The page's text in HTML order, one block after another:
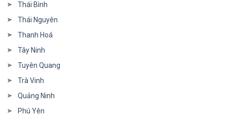
Thái Bình
Thái Nguyên
Thanh Hoá
Tây Ninh
Tuyên Quang
Trà Vinh
Quảng Ninh
Phú Yên